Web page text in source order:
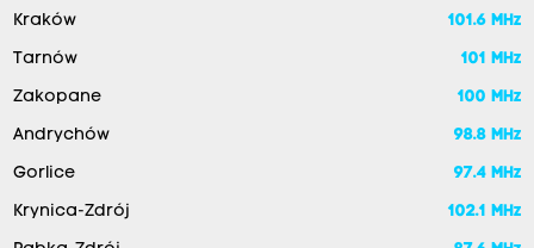
Kraków 101.6 MHz
Tarnów 101 MHz
Zakopane 100 MHz
Andrychów 98.8 MHz
Gorlice 97.4 MHz
Krynica-Zdrój 102.1 MHz